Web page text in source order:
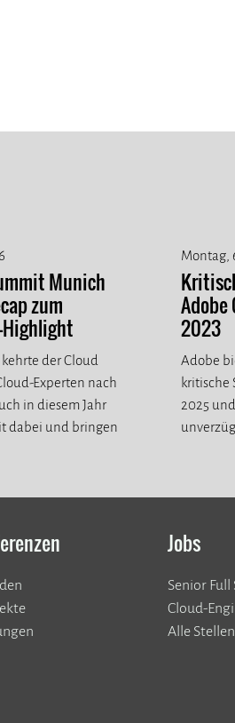
Munich
zum
Highlight
der Cloud
Experten nach
in diesem Jahr
dabei und bringen
Montag,
Adobe
2023
Adobe
kritische
2025
Jobs
Senior
Cloud-
Alle